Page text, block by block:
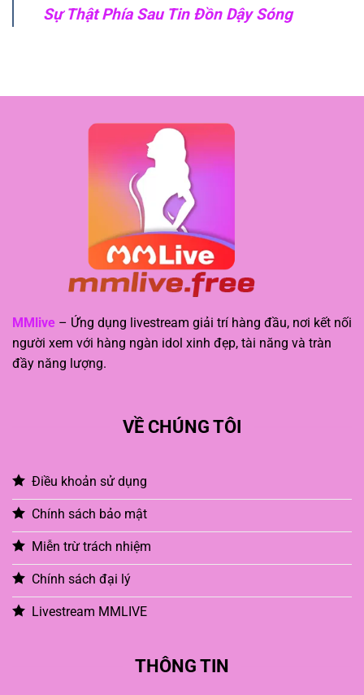
Sự Thật Phía Sau Tin Đồn Dậy Sóng
MMlive – Ứng dụng livestream giải trí hàng đầu, nơi kết nối
người xem với hàng ngàn idol xinh đẹp, tài năng và tràn
đầy năng lượng.
VỀ CHÚNG TÔI
Điều khoản sử dụng
Chính sách bảo mật
Miễn trừ trách nhiệm
Chính sách đại lý
Livestream MMLIVE
THÔNG TIN